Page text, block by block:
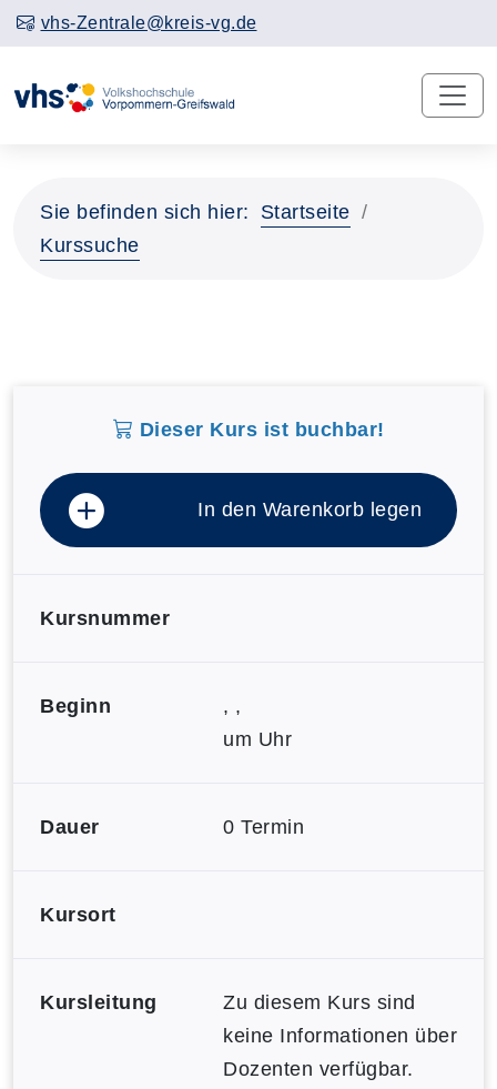
vhs-Zentrale@kreis-vg.de
Sie befinden sich hier:
Startseite
Kurssuche
Dieser Kurs ist buchbar!
In den Warenkorb legen
Kursnummer
Beginn
, ,
um Uhr
Dauer 0 Termin
Kursort
Kursleitung
Zu diesem Kurs sind
keine Informationen über
Dozenten verfügbar.